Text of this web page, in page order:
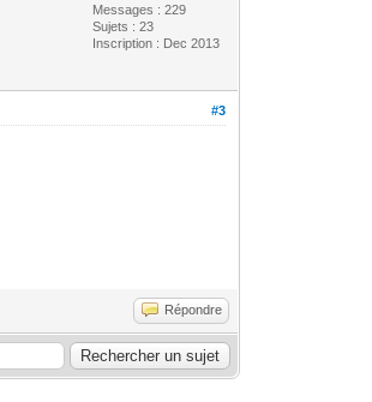
Messages : 229
Sujets : 23
Inscription : Dec 2013
#3
Répondre